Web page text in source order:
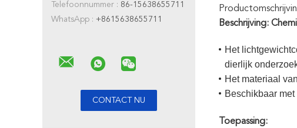
Telefoonnummer : 86-15638655711
WhatsApp : +8615638655711
Beschrijving:
Het
dierlijk
Het materiaal
Beschikbaar
Toepassing: